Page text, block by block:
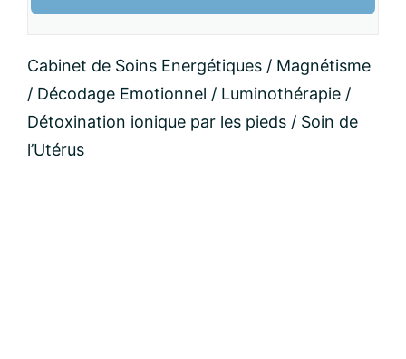
email:
Cabinet de Soins Energétiques / Magnétisme
/ Décodage Emotionnel / Luminothérapie /
Détoxination ionique par les pieds / Soin de
l’Utérus